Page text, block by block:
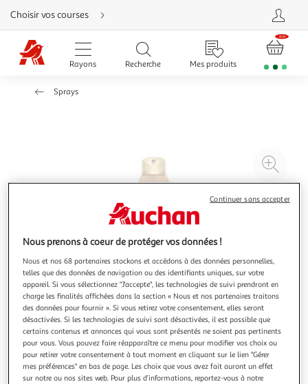
Aller
directement
au
contenu
Aller
directement
Aller
besoin
Choisir vos courses
Rayons Recherche Mes produits
Sprays
à
4.7 (3)
Nous prenons à coeur de protéger vos données !
Nous et nos 68 partenaires stockons et accédons à des données personnelles,
telles que des données de navigation ou des identifiants uniques, sur votre
appareil. Si vous sélectionnez "J'accepte", les technologies de suivi prendront en
charge les finalités affichées dans la section « Nous et nos partenaires traitons
des données pour fournir ». Si vous retirez votre consentement, elles seront
désactivées. Si les technologies de suivi sont désactivées, il est possible que
certains contenus et annonces qui vous sont présentés ne soient pas pertinents
pour vous. Vous pouvez faire réapparaître ce menu pour modifier vos choix ou
pour retirer votre consentement à tout moment en cliquant sur le lien "Gérer
mes préférences" en bas de page. Les choix que vous avez fait auront un effet
sur notre ou nos sites web. Pour plus d’informations, reportez-vous à notre
Continuer sans accepter